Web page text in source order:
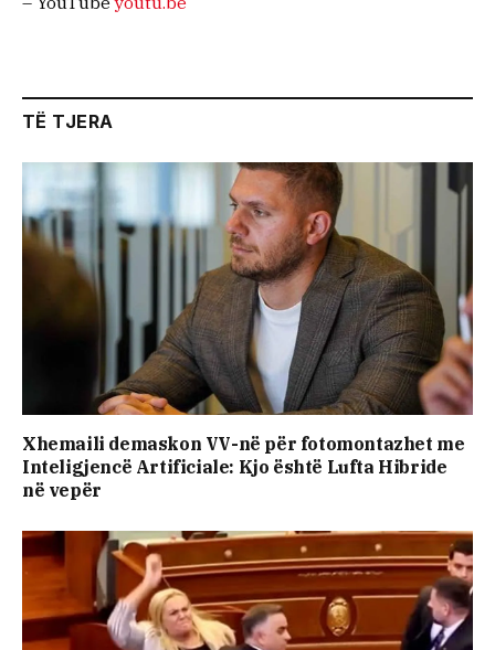
TË TJERA
Xhemaili demaskon VV-në për fotomontazhet me
Inteligjencë Artificiale: Kjo është Lufta Hibride
në vepër